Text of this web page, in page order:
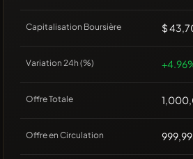
Capitalisation Boursière $
Variation 24h (%)
Offre Totale
Offre en Circulation